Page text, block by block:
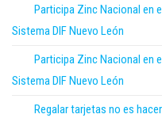
Participa Zinc Nacional en
Sistema DIF Nuevo León
Participa Zinc Nacional en
Sistema DIF Nuevo León
Regalar tarjetas no es